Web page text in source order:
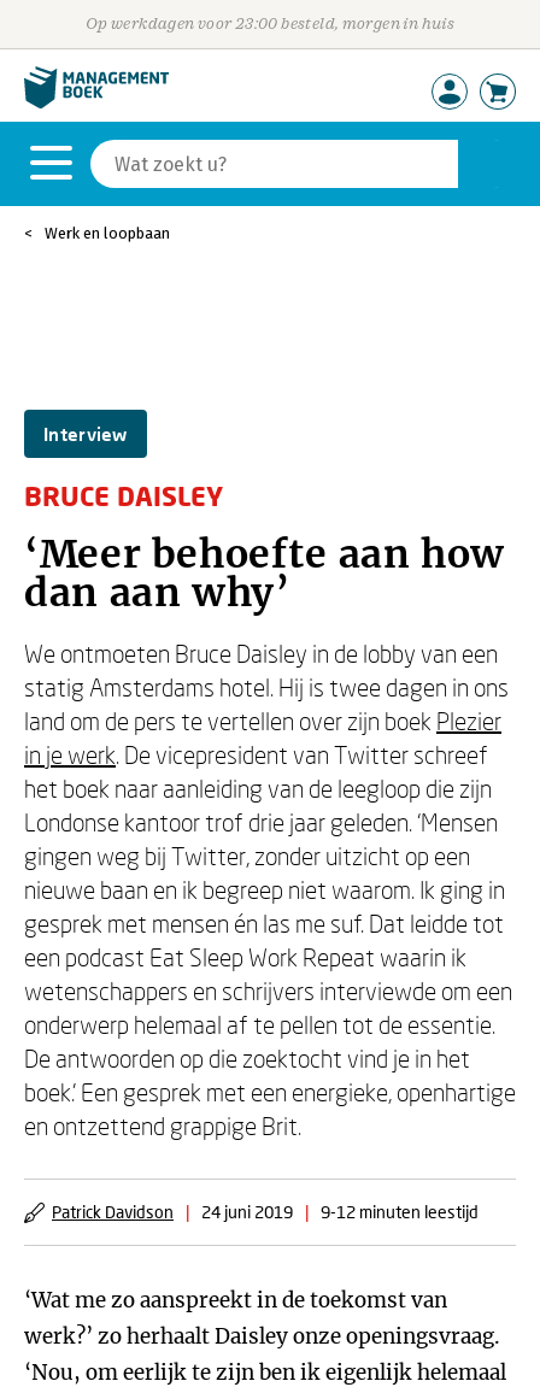
Op werkdagen voor 23:00 besteld, morgen in huis
Werk en loopbaan
Interview
BRUCE DAISLEY
‘Meer behoefte aan how
dan aan why’
We ontmoeten Bruce Daisley in de lobby van een
statig Amsterdams hotel. Hij is twee dagen in ons
land om de pers te vertellen over zijn boek Plezier
in je werk. De vicepresident van Twitter schreef
het boek naar aanleiding van de leegloop die zijn
Londonse kantoor trof drie jaar geleden. ‘Mensen
gingen weg bij Twitter, zonder uitzicht op een
nieuwe baan en ik begreep niet waarom. Ik ging in
gesprek met mensen én las me suf. Dat leidde tot
een podcast Eat Sleep Work Repeat waarin ik
wetenschappers en schrijvers interviewde om een
onderwerp helemaal af te pellen tot de essentie.
De antwoorden op die zoektocht vind je in het
boek.’ Een gesprek met een energieke, openhartige
en ontzettend grappige Brit.
Patrick Davidson | 24 juni 2019 | 9-12 minuten leestijd
‘Wat me zo aanspreekt in de toekomst van
werk?’ zo herhaalt Daisley onze openingsvraag.
‘Nou, om eerlijk te zijn ben ik eigenlijk helemaal